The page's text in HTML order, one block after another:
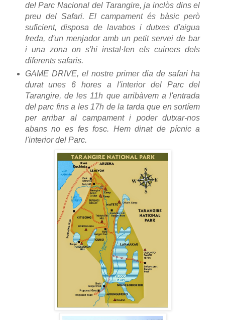
del Parc Nacional del Tarangire, ja inclòs dins el
preu del Safari. El campament és bàsic però
suficient, disposa de lavabos i dutxes d'aigua
freda, d'un menjador amb un petit servei de bar
i una zona on s'hi instal·len els cuiners dels
diferents safaris.
GAME DRIVE, el nostre primer dia de safari ha
durat unes 6 hores a l'interior del Parc del
Tarangire, de les 11h que arribàvem a l'entrada
del parc fins a les 17h de la tarda que en sortíem
per arribar al campament i poder dutxar-nos
abans no es fes fosc. Hem dinat de pícnic a
l'interior del Parc.